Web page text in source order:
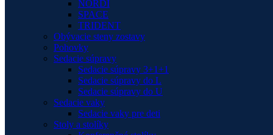
NORDI
SPACE
TRIDENT
Obývacie steny zostavy
Pohovky
Sedacie súpravy
Sedacie súpravy 3+1+1
Sedacie súpravy do L
Sedacie súpravy do U
Sedacie vaky
Sedacie vaky pre deti
Stoly a stolíky